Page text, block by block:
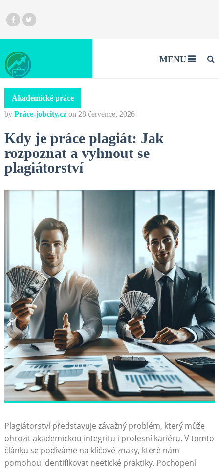
MENU
Akademické práce
by Práce-jobcity.cz on 28 července, 2026
Kdy je práce plagiát: Jak
rozpoznat a vyhnout se
plagiátorství
Plagiátorství představuje závažný problém, který může
ohrozit akademickou integritu i profesní kariéru. V tomto
článku se podíváme na klíčové znaky, které nám
pomohou identifikovat neetické praktiky. Pochopení